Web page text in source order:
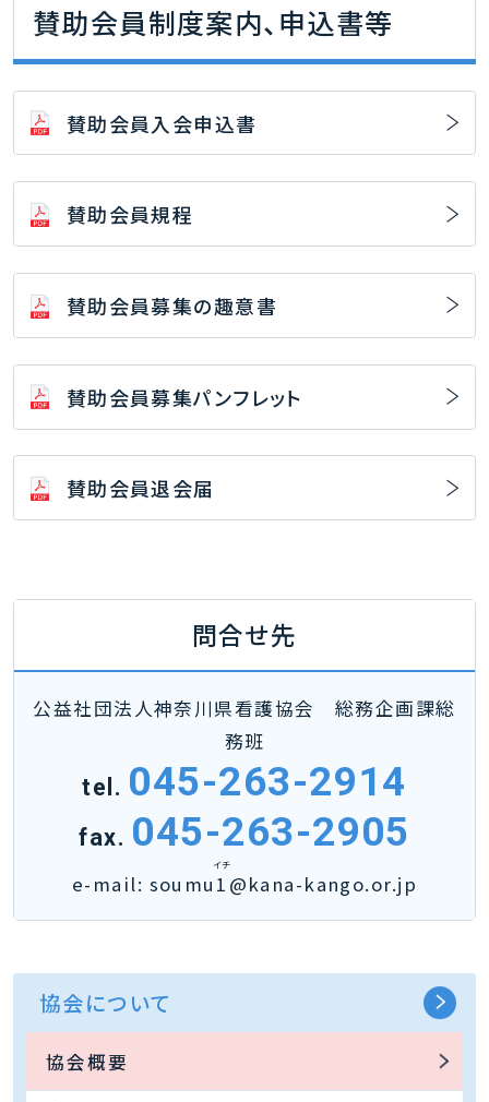
協会について
協会概要
賛助会員制度案内、申込書等
賛助会員入会申込書
賛助会員規程
賛助会員募集の趣意書
賛助会員募集パンフレット
賛助会員退会届
問合せ先
公益社団法人神奈川県看護協会 総務企画課総
務班
tel. 045-263-2914
fax. 045-263-2905
e-mail: soumu 1
イチ
@kana-kango.or.jp